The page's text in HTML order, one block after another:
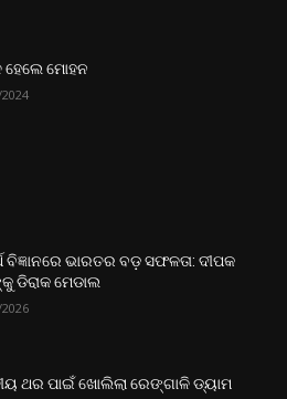
ମୋହନ
ବିଜ୍ଞାନରେ ଭାରତର ବଡ଼ ସଫଳତା: ଦୀପକ
ଡିରାକ ମେଡାଲ
ଥର ପାଇଁ ଖୋଲିଲା ରେଙ୍ଗାଳି ଡ୍ୟାମ